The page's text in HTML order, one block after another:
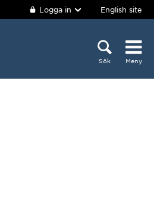
Logga in English site
Sök Meny